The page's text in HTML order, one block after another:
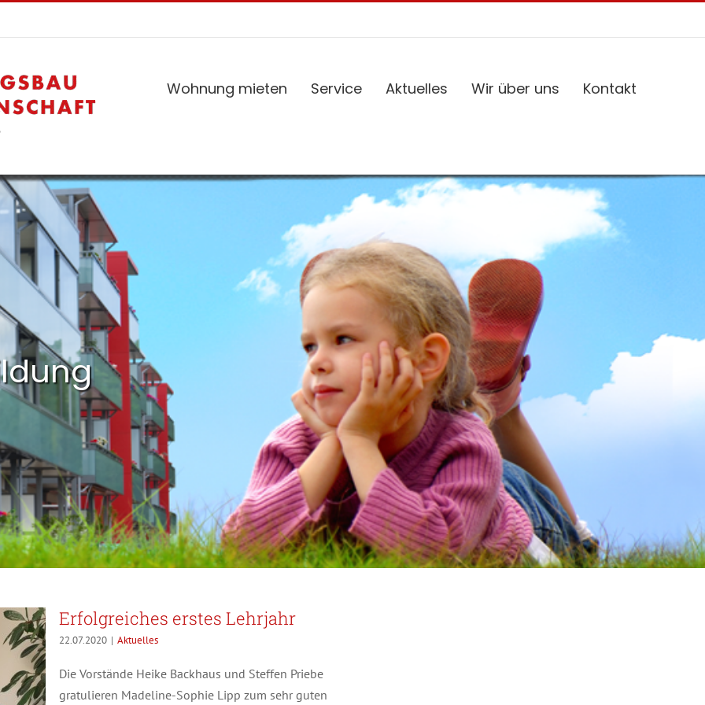
Wohnung mieten Service Aktuelles Wir über uns Kontakt
Erfolgreiches erstes Lehrjahr
22.07.2020 | Aktuelles
Die Vorstände Heike Backhaus und Steffen Priebe
gratulieren Madeline-Sophie Lipp zum sehr guten